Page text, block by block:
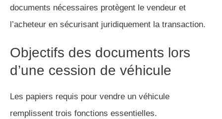
documents nécessaires protègent le vendeur et
l’acheteur en sécurisant juridiquement la transaction.
Objectifs des documents lors
d’une cession de véhicule
Les papiers requis pour vendre un véhicule
remplissent trois fonctions essentielles.